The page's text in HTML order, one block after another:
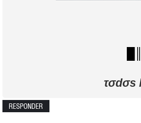
τσdσs
Publicar una
respuesta